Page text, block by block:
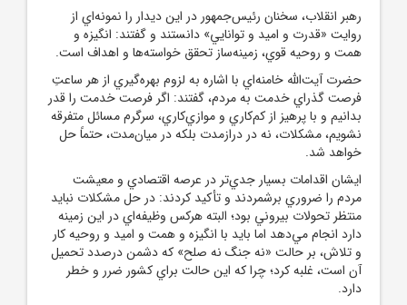
رهبر انقلاب، سخنان رئيس‌جمهور در اين ديدار را نمونه‌اي از
روايت «قدرت و اميد و توانايي» دانستند و گفتند: انگيزه و
همت و روحيه قوي، زمينه‌ساز تحقق خواسته‌ها و اهداف است.
حضرت آيت‌الله خامنه‌اي با اشاره به لزوم بهره‌گيري از هر ساعتِ
فرصت گذراي خدمت به مردم، گفتند: اگر فرصت خدمت را قدر
بدانيم و با پرهيز از کم‌کاري و موازي‌کاري، سرگرم مسائل متفرقه
نشويم، مشکلات، نه در درازمدت بلکه در ميان‌مدت، حتماً حل
خواهد شد.
ايشان اقدامات بسيار جدي‌تر در عرصه اقتصادي و معيشت
مردم را ضروري برشمردند و تأکيد کردند: در حل مشکلات نبايد
منتظر تحولات بيروني بود؛ البته هرکس وظيفه‌اي در اين زمينه
دارد انجام مي‌دهد اما بايد با انگيزه و همت و اميد و روحيه کار
و تلاش، بر حالت «نه جنگ نه صلح» که دشمن درصدد تحميل
آن است، غلبه کرد؛ چرا که اين حالت براي کشور ضرر و خطر
دارد.